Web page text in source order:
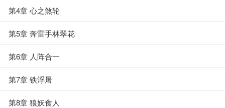
第4章 心之煞轮
第5章 奔雷手林翠花
第6章 人阵合一
第7章 铁浮屠
第8章 狼妖食人